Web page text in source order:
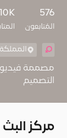
576
المُتابعون
10K
مصممة
التصميم
مركز البث